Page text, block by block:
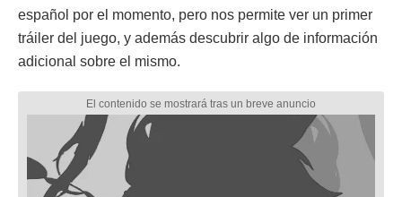
español por el momento, pero nos permite ver un primer
tráiler del juego, y además descubrir algo de información
adicional sobre el mismo.